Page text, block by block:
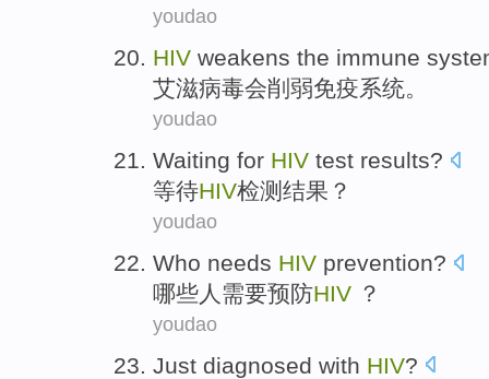
youdao
HIV weakens the immune
艾滋病毒会削弱免疫系统。
youdao
Waiting for HIV test results?
等待HIV检测 结果 ？
youdao
Who needs HIV prevention?
哪些人 需要预防HIV ？
youdao
Just diagnosed with HIV?